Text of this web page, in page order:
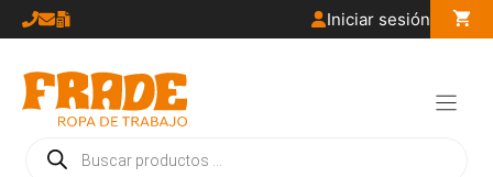
Saltar
al
contenido
Iniciar sesión
Búsqueda
de